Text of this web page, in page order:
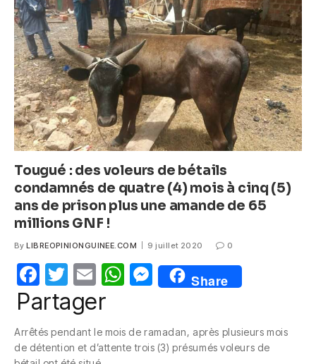
o
o
k
p
p
g
er
Tougué : des voleurs de bétails
condamnés de quatre (4) mois à cinq (5)
ans de prison plus une amande de 65
millions GNF !
By LIBREOPINIONGUINEE.COM 9 juillet 2020 0
F
a
e
T
w
itt
er
E
m
W
s
M
e
e
Share
Partager
Arrêtés pendant le mois de ramadan, après plusieurs mois
de détention et d’attente trois (3) présumés voleurs de